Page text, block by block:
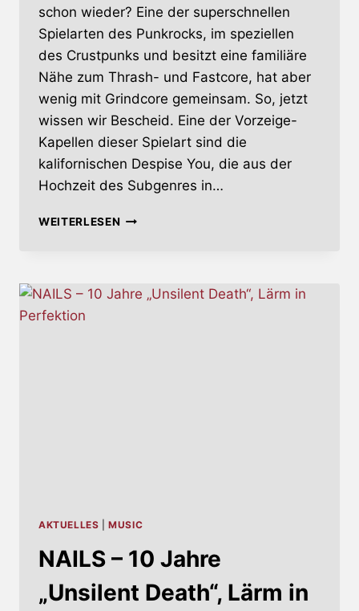
schon wieder? Eine der superschnellen
Spielarten des Punkrocks, im speziellen
des Crustpunks und besitzt eine familiäre
Nähe zum Thrash- und Fastcore, hat aber
wenig mit Grindcore gemeinsam. So, jetzt
wissen wir Bescheid. Eine der Vorzeige-
Kapellen dieser Spielart sind die
kalifornischen Despise You, die aus der
Hochzeit des Subgenres in…
WEITERLESENWEST
AKTUELLES |MUSIC
NAILS – 10 Jahre
„Unsilent Death“, Lärm in